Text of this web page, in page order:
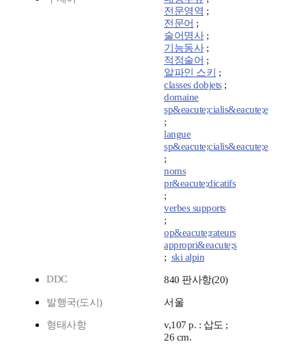
전문영역 ;
전문어 ;
술어명사;
기능동사;
적정술어 ;
알파인 스키
;
classes dobjets;
domaine
sp&eacute;cialis&eacute;e
;
langue
sp&eacute;cialis&eacute;e
;
noms
pr&eacute;dicatifs
;
verbes supports
;
op&eacute;rateurs
appropri&eacute;s
; ski alpin
DDC
840 판사항(20)
발행국(도시) 서울
형태사항
v,107 p. : 삽도 ;
26 cm.